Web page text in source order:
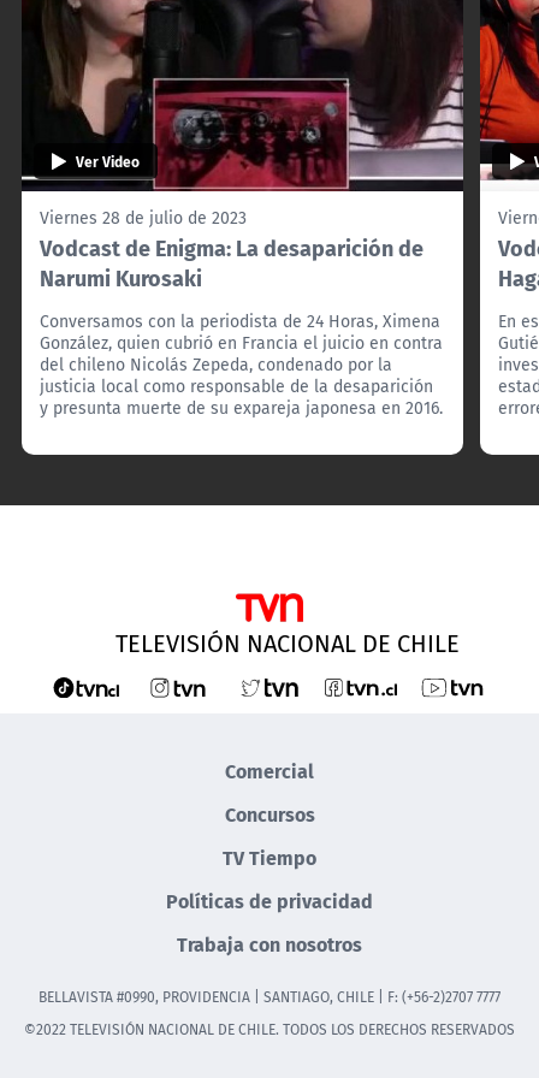
Ver Video
Viernes 28 de julio de 2023
Vodcast de Enigma: La desaparición de
Narumi Kurosaki
Conversamos con la periodista de 24 Horas, Ximena
González, quien cubrió en Francia el juicio en contra
del chileno Nicolás Zepeda, condenado por la
justicia local como responsable de la desaparición
y presunta muerte de su expareja japonesa en 2016.
En
TELEVISIÓN NACIONAL DE CHILE
Comercial
Concursos
TV Tiempo
Políticas de privacidad
Trabaja con nosotros
BELLAVISTA #0990, PROVIDENCIA | SANTIAGO, CHILE | F: (+56-2)2707 7777
©2022 TELEVISIÓN NACIONAL DE CHILE. TODOS LOS DERECHOS RESERVADOS